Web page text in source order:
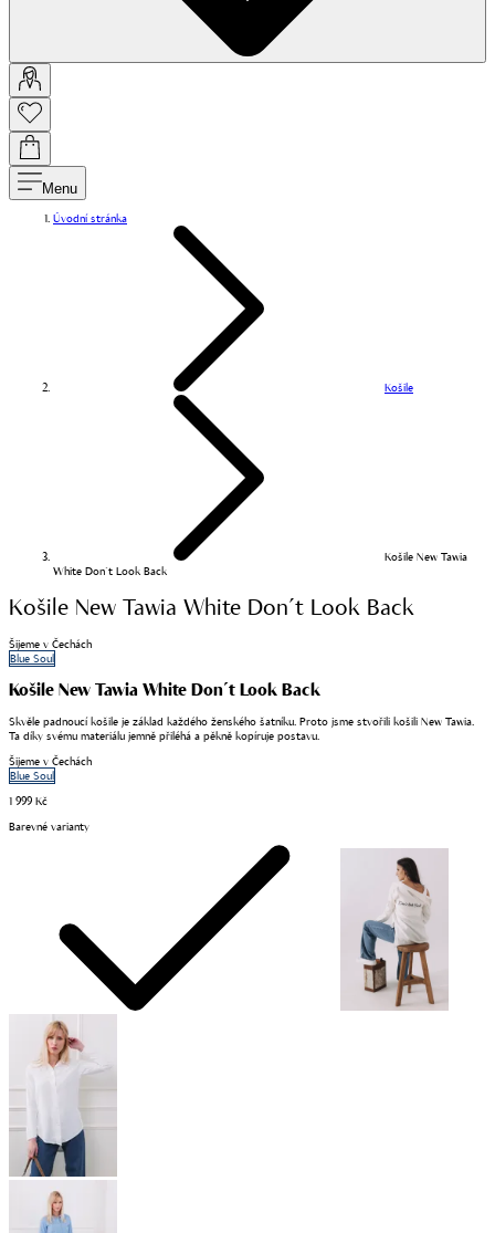
Menu
Úvodní stránka
Košile
Košile New Tawia
White Don´t Look Back
Košile New Tawia White Don´t Look Back
Šijeme v Čechách
Blue Soul
Košile New Tawia White Don´t Look Back
Skvěle padnoucí košile je základ každého ženského šatníku. Proto jsme stvořili košili New Tawia.
Ta díky svému materiálu jemně přiléhá a pěkně kopíruje postavu.
Šijeme v Čechách
Blue Soul
1 999 Kč
Barevné varianty